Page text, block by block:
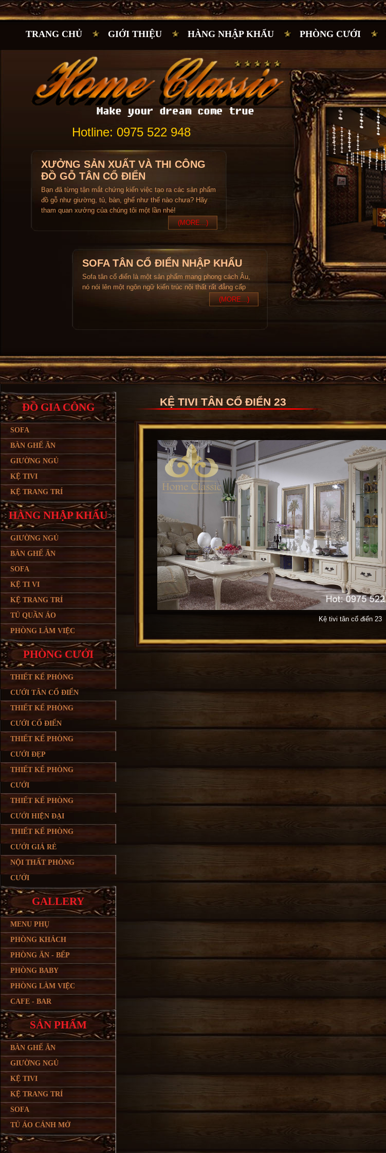
TRANG CHỦ GIỚI THIỆU HÀNG NHẬP KHẨU PHÒNG CƯỚI
Hotline: 0975 522 948
XƯỞNG SẢN XUẤT VÀ THI CÔNG
ĐỒ GỖ TÂN CỔ ĐIỂN
Bạn đã từng tận mắt chứng kiến việc tạo ra các sản phẩm
đồ gỗ như giường, tủ, bàn, ghế như thế nào chưa? Hãy
tham quan xưởng của chúng tôi một lần nhé!
(MORE...)
SOFA TÂN CỔ ĐIỂN NHẬP KHẨU
Sofa tân cổ điển là một sản phẩm mang phong cách Âu,
nó nói lên một ngôn ngữ kiến trúc nội thất rất đẳng cấp
(MORE...)
ĐỒ GIA CÔNG
SOFA
BÀN GHẾ ĂN
GIƯỜNG NGỦ
KỆ TIVI
KỆ TRANG TRÍ
HÀNG NHẬP KHẨU
GIƯỜNG NGỦ
BÀN GHẾ ĂN
SOFA
KỆ TI VI
KỆ TRANG TRÍ
TỦ QUẦN ÁO
PHÒNG LÀM VIỆC
PHÒNG CƯỚI
THIẾT KẾ PHÒNG
CƯỚI TÂN CỔ ĐIỂN
THIẾT KẾ PHÒNG
CƯỚI CỔ ĐIỂN
THIẾT KẾ PHÒNG
CƯỚI ĐẸP
THIẾT KẾ PHÒNG
CƯỚI
THIẾT KẾ PHÒNG
CƯỚI HIỆN ĐẠI
THIẾT KẾ PHÒNG
CƯỚI GIÁ RẺ
NỘI THẤT PHÒNG
CƯỚI
GALLERY
MENU PHỤ
PHÒNG KHÁCH
PHÒNG ĂN - BẾP
PHÒNG BABY
PHÒNG LÀM VIỆC
CAFE - BAR
SẢN PHẨM
BÀN GHẾ ĂN
GIƯỜNG NGỦ
KỆ TIVI
KỆ TRANG TRÍ
SOFA
TỦ ÁO CÁNH MỞ
KỆ TIVI TÂN CỔ ĐIỂN 23
Kệ tivi tân cổ điển 23